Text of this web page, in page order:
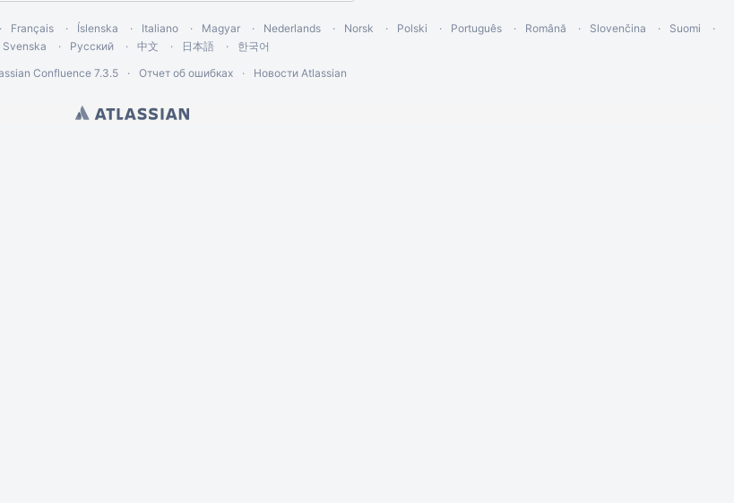
Français Íslenska Italiano Magyar Nederlands Norsk Polski Português Română Slovenčina
Suomi
Svenska
Русский 中文 日本語
한국어
Confluence 7.3.5 Отчет об ошибках Новости Atlassian